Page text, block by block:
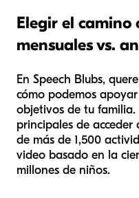
Elegir el camino
mensuales vs.
En Speech Blubs,
cómo podemos
objetivos de tu familia.
principales de
de más de 1,500
video basado en la
millones de niños.